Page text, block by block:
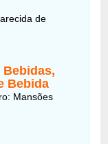
de
Bebida
Mansões